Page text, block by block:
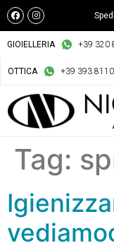
GIOIELLERIA +39 320
OTTICA +39 393
Tag: